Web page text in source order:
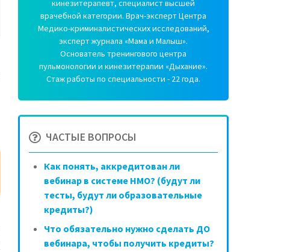
кинезитерапевт, специалист высшей
врачебной категории. Врач-эксперт Центра
Медико-криминалистических исследований,
эксперт журнала «Мама и Малыш».
Основатель тренингового центра
пульмонологии и кинезитерапии «Дыхание».
Стаж работы по специальности - 22 года.
ЧАСТЫЕ ВОПРОСЫ
Как понять, аккредитован ли
вебинар в системе НМО? (будут ли
тесты, будут ли образовательные
кредиты?)
Что обязательно нужно сделать ДО
вебинара, чтобы получить кредиты?